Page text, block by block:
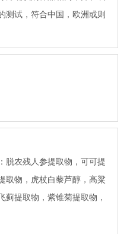
测试，符合中国，欧洲或则
脱农残人参提取物，可可提
取物，虎杖白藜芦醇，高粱
蓟提取物，紫锥菊提取物，